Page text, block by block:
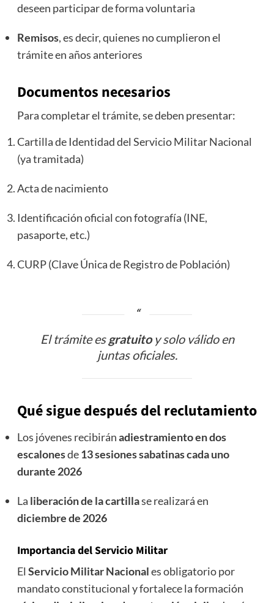
deseen participar de forma voluntaria
Remisos, es decir, quienes no cumplieron el
trámite en años anteriores
Documentos necesarios
Para completar el trámite, se deben presentar:
Cartilla de Identidad del Servicio Militar Nacional
(ya tramitada)
Acta de nacimiento
Identificación oficial con fotografía (INE,
pasaporte, etc.)
CURP (Clave Única de Registro de Población)
El trámite esgratuitoy solo válido en
juntas oficiales.
Qué sigue después del reclutamiento
Los jóvenes recibiránadiestramiento en dos
escalonesde13 sesiones sabatinas cada uno
durante 2026
La liberación de la cartillase realizará en
diciembre de 2026
Importancia del Servicio Militar
El Servicio Militar Nacionales obligatorio por
mandato constitucional y fortalece la formación